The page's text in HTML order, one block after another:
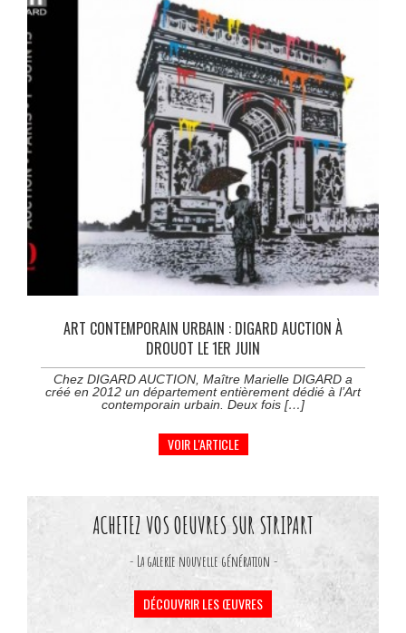
ART CONTEMPORAIN URBAIN : DIGARD AUCTION À
DROUOT LE 1ER JUIN
Chez DIGARD AUCTION, Maître Marielle DIGARD a
créé en 2012 un département entièrement dédié à l’Art
contemporain urbain. Deux fois […]
VOIR L'ARTICLE
ACHETEZ VOS OEUVRES SUR STRIPART
- La galerie nouvelle génération -
DÉCOUVRIR LES ŒUVRES